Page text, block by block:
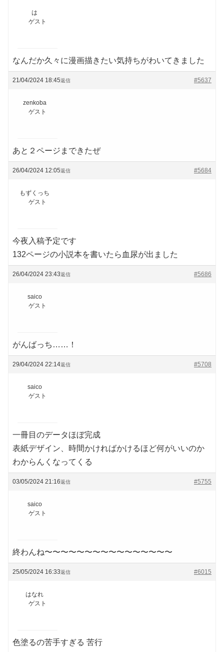
は
ゲスト
なんだか久々に漫画描きたい気持ちがわいてきました
21/04/2024 18:45 #5637
返信
zenkoba
ゲスト
あと２ページまできたぜ
26/04/2024 12:05 #5684
返信
もずくっち
ゲスト
今夜入稿予定です
132ページの小説本を書いたら血尿が出ました
26/04/2024 23:43 #5686
返信
saico
ゲスト
がんばっち……！
29/04/2024 22:14 #5708
返信
saico
ゲスト
一冊目のデータほぼ完成
表紙デザイン、時間かければかけるほど何がいいのか
わからんくなってくる
03/05/2024 21:16 #5755
返信
saico
ゲスト
終わんね〜〜〜〜〜〜〜〜〜〜〜〜〜〜〜〜
25/05/2024 16:33 #6015
返信
はなれ
ゲスト
色塗るの苦手すぎる 苦行